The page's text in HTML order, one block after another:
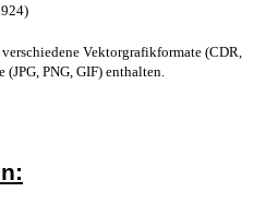
Vektorgrafikformate (CDR,
PNG, GIF) enthalten.